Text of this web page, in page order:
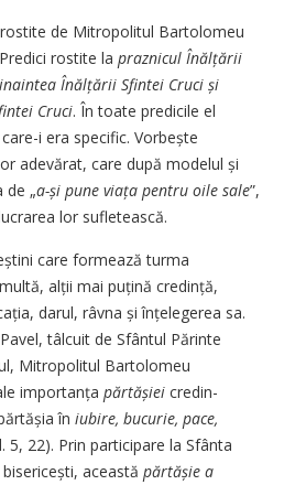
de Mitropolitul Bartolomeu
rostite la praznicul Înălțării
Înălțării Sfintei Cruci și
Cruci. În toate predicile el
i era specific. Vorbește
adevărat, care după modelul și
de „a-și pune viața pentru oile sale”,
lor sufletească.
care formează turma
alții mai puțină credință,
darul, râvna și înțelegerea sa.
tâlcuit de Sfântul Părinte
Mitropolitul Bartolomeu
im­portanța părtășiei credin­
în iubire, bucurie, pace,
5, 22). Prin participare la Sfânta
această părtășie a